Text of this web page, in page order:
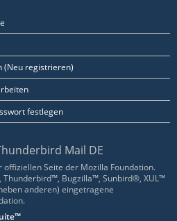
(Neu registrieren)
festlegen
Mail DE
offiziellen Seite der Mozilla Foundation.
Bugzilla™, Sunbird®, XUL™
anderen) eingetragene